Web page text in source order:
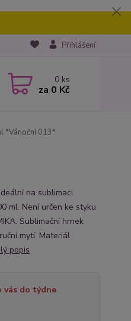
Přihlášení
0 ks
za 0 Kč
*Vánoční 013*
na sublimaci.
ml. Není určen ke styku
Sublimační hrnek
mytí. Materiál
popis
vás do týdne